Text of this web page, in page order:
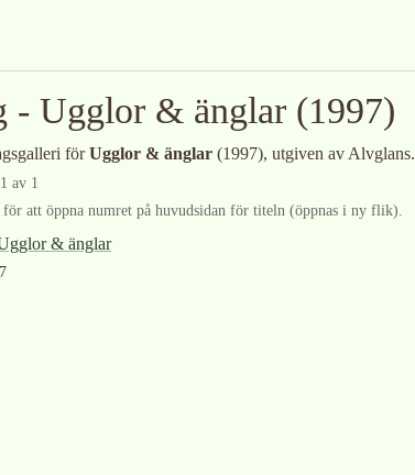
- Ugglor & änglar (1997)
förUgglor & änglar (1997), utgiven av Alvglans.
1 av 1
att öppna numret på huvudsidan för titeln (öppnas i ny flik).
& änglar